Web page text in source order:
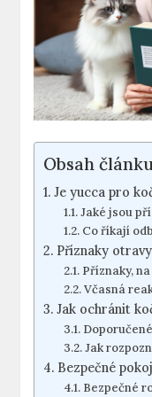
Obsah článku
Je yucca pro
Jaké jsou
Co říkají
Příznaky
Příznaky,
Včasná
Jak ochránit
Jak
Bezpečné
Bezpečné